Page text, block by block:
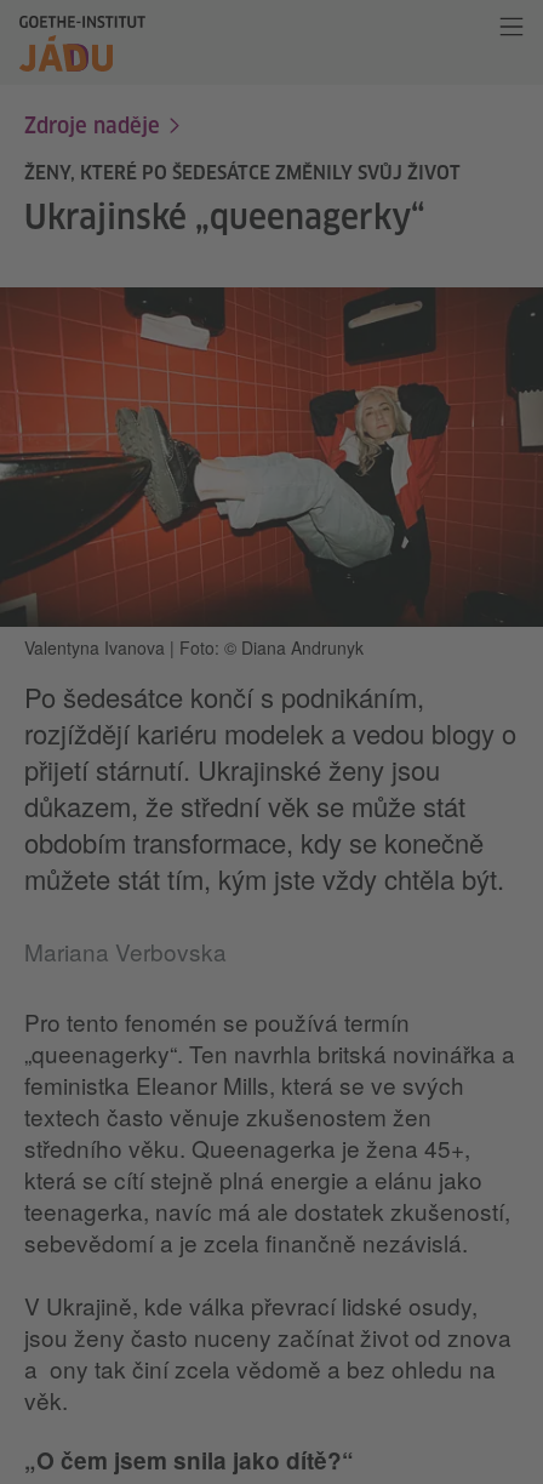
Zdroje naděje
ŽENY, KTERÉ PO ŠEDESÁTCE ZMĚNILY SVŮJ ŽIVOT
Ukrajinské „queenagerky“
Valentyna Ivanova | Foto: © Diana Andrunyk
Po šedesátce končí s podnikáním,
rozjíždějí kariéru modelek a vedou blogy o
přijetí stárnutí. Ukrajinské ženy jsou
důkazem, že střední věk se může stát
obdobím transformace, kdy se konečně
můžete stát tím, kým jste vždy chtěla být.
Mariana Verbovska
Pro tento fenomén se používá termín
„queenagerky“. Ten navrhla britská novinářka a
feministka Eleanor Mills, která se ve svých
textech často věnuje zkušenostem žen
středního věku. Queenagerka je žena 45+,
která se cítí stejně plná energie a elánu jako
teenagerka, navíc má ale dostatek zkušeností,
sebevědomí a je zcela finančně nezávislá.
V Ukrajině, kde válka převrací lidské osudy,
jsou ženy často nuceny začínat život od znova
a ony tak činí zcela vědomě a bez ohledu na
věk.
„O čem jsem snila jako dítě?“